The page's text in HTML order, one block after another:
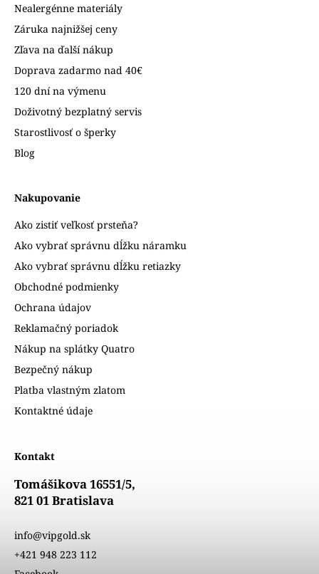
Nealergénne materiály
Záruka najnižšej ceny
Zľava na ďalší nákup
Doprava zadarmo nad 40€
120 dní na výmenu
Doživotný bezplatný servis
Starostlivosť o šperky
Blog
Nakupovanie
Ako zistiť veľkosť prsteňa?
Ako vybrať správnu dĺžku náramku
Ako vybrať správnu dĺžku retiazky
Obchodné podmienky
Ochrana údajov
Reklamačný poriadok
Nákup na splátky Quatro
Bezpečný nákup
Platba vlastným zlatom
Kontaktné údaje
Kontakt
Tomášikova 16551/5,
821 01 Bratislava
info@vipgold.sk
+421 948 223 112